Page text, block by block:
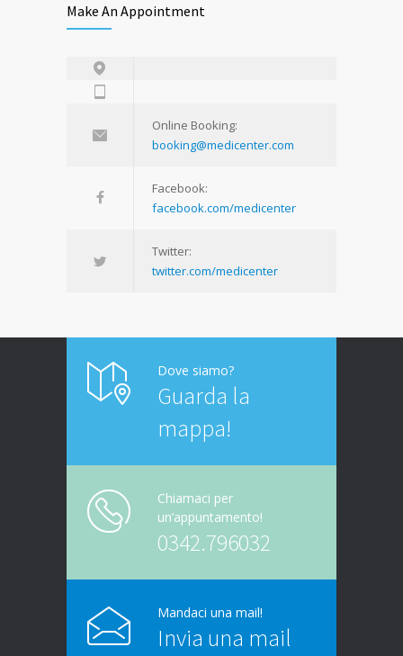
Make An Appointment
Online Booking:
booking@medicenter.com
Facebook:
facebook.com/medicenter
Twitter:
twitter.com/medicenter
Dove siamo?
Guarda la
mappa!
Chiamaci per
un’appuntamento!
0342.796032
Mandaci una mail!
Invia una mail